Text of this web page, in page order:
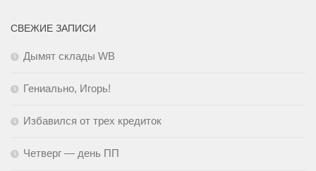
СВЕЖИЕ ЗАПИСИ
Дымят склады WB
Гениально, Игорь!
Избавился от трех кредиток
Четверг — день ПП